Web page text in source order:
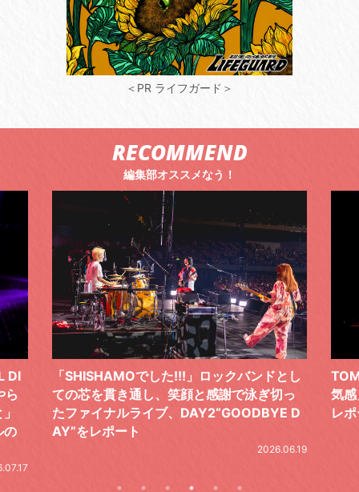
＜PR ライフガード＞
RECOMMEND
編集部オススメなう！
とし
切っ
D
TOMOO、３台の鍵盤で「6月から7月の空
気感」を鮮やかに描いた、FC限定ライブを
レポート